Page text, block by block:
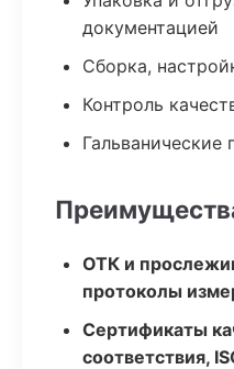
документацией
Сборка,
Контроль
Гальванические
ОТК и
протоколы
Сертификаты
соответствия,